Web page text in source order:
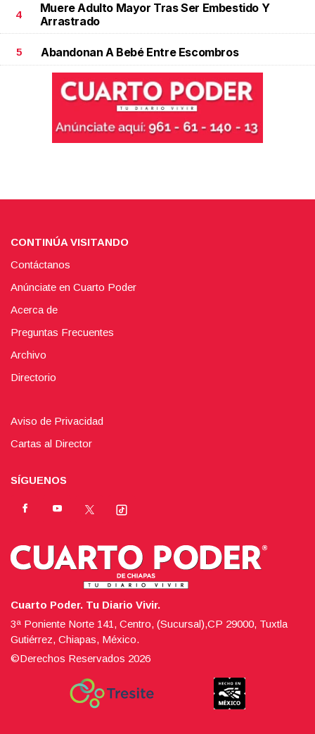
4
Muere Adulto Mayor Tras Ser Embestido Y
Arrastrado
5 Abandonan A Bebé Entre Escombros
CONTINÚA VISITANDO
Contáctanos
Anúnciate en Cuarto Poder
Acerca de
Preguntas Frecuentes
Archivo
Directorio
Aviso de Privacidad
Cartas al Director
SÍGUENOS
Cuarto Poder. Tu Diario Vivir.
3ª Poniente Norte 141, Centro, (Sucursal),CP 29000, Tuxtla
Gutiérrez, Chiapas, México.
©Derechos Reservados 2026